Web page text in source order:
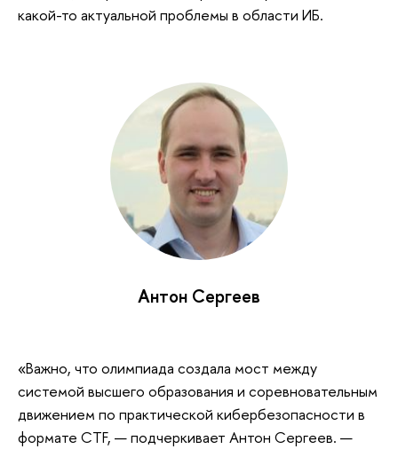
какой-то актуальной проблемы в области ИБ.
Антон Сергеев
«Важно, что олимпиада создала мост между
системой высшего образования и соревновательным
движением по практической кибербезопасности в
формате CTF, — подчеркивает Антон Сергеев. —